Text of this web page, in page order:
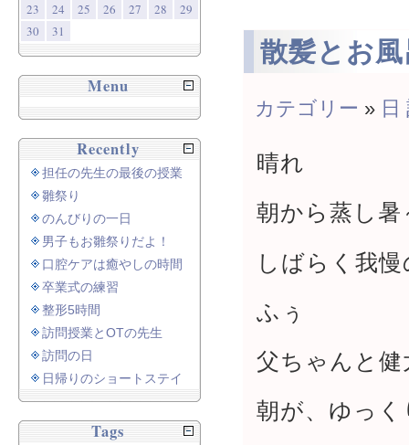
散髪とお風
カテゴリー » 日
晴れ
朝から蒸し暑
しばらく我
ふぅ
父ちゃんと
朝が、ゆっ
23
24 25 26 27 28
29
30
31
Menu
Recently
担任の先生の最後の授業
雛祭り
のんびりの一日
男子もお雛祭りだよ！
口腔ケアは癒やしの時間
卒業式の練習
整形5時間
訪問授業とOTの先生
訪問の日
日帰りのショートステイ
Tags